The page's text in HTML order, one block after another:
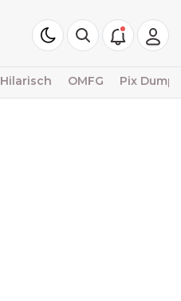
Hilarisch OMFG Pix Dump